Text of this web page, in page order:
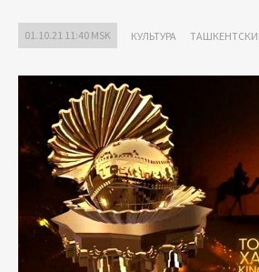
01.10.21 11:40 MSK КУЛЬТУРА